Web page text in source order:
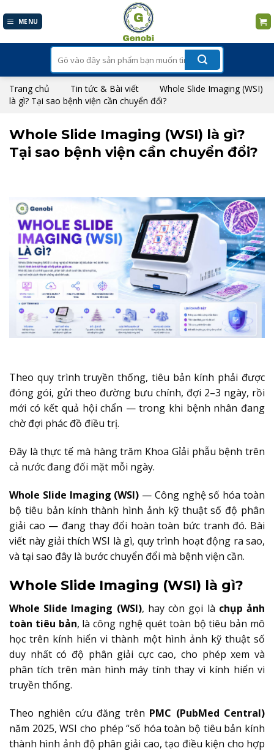
to
MENU
kiếm:
Trang chủ Tin tức & Bài viết
Whole Slide Imaging (WSI)
là gì? Tại sao bệnh viện cần chuyển đổi?
Whole Slide Imaging (WSI) là gì?
Tại sao bệnh viện cần chuyển đổi?
Theo quy trình truyền thống, tiêu bản kính phải được
đóng gói, gửi theo đường bưu chính, đợi 2–3 ngày, rồi
mới có kết quả hội chẩn — trong khi bệnh nhân đang
chờ đợi phác đồ điều trị.
Đây là thực tế mà hàng trăm Khoa Gỉải phẫu bệnh trên
cả nước đang đối mặt mỗi ngày.
Whole Slide Imaging (WSI) — Công nghệ số hóa toàn
bộ tiêu bản kính thành hình ảnh kỹ thuật số độ phân
giải cao — đang thay đổi hoàn toàn bức tranh đó. Bài
viết này giải thích WSI là gì, quy trình hoạt động ra sao,
và tại sao đây là bước chuyển đổi mà bệnh viện cần.
Whole Slide Imaging (WSI) là gì?
Whole Slide Imaging (WSI), hay còn gọi là chụp ảnh
toàn tiêu bản, là công nghệ quét toàn bộ tiêu bản mô
học trên kính hiển vi thành một hình ảnh kỹ thuật số
duy nhất có độ phân giải cực cao, cho phép xem và
phân tích trên màn hình máy tính thay vì kính hiển vi
truyền thống.
Theo nghiên cứu đăng trên PMC (PubMed Central)
năm 2025, WSI cho phép “số hóa toàn bộ tiêu bản kính
thành hình ảnh độ phân giải cao, tạo điều kiện cho hợp